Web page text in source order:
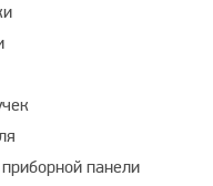
панели